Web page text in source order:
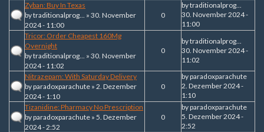
Zyban: Buy In Texas
bytraditionalprog... » 30. November
2024 - 11:00
0
bytraditionalprog...
30. November 2024 -
11:00
Tricor: Order Cheapest 160Mg
Overnight
bytraditionalprog... » 30. November
2024 - 11:02
0
bytraditionalprog...
30. November 2024 -
11:02
Nitrazepam: With Saturday Delivery
byparadoxparachute » 2. Dezember
2024 - 1:10
0
byparadoxparachute
2. Dezember 2024 -
1:10
Tizanidine: Pharmacy No Prescription
byparadoxparachute » 5. Dezember
2024 - 2:52
0
byparadoxparachute
5. Dezember 2024 -
2:52